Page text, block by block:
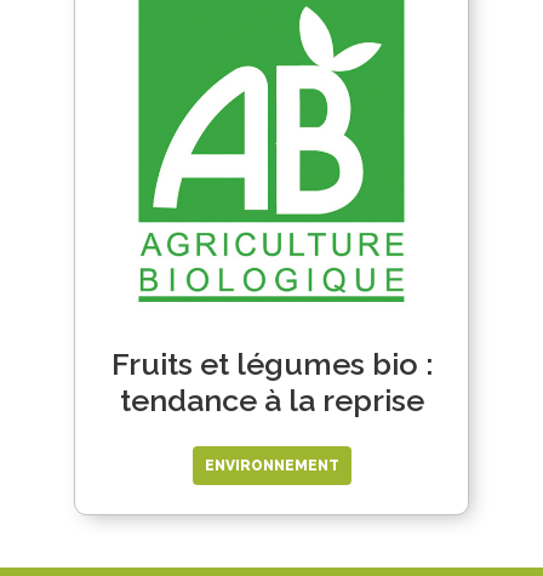
Fruits et légumes bio :
tendance à la reprise
ENVIRONNEMENT